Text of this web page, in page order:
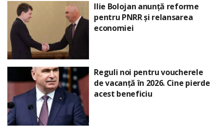
Ilie Bolojan anunță reforme
pentru PNRR și relansarea
economiei
Reguli noi pentru voucherele
de vacanță în 2026. Cine pierde
acest beneficiu